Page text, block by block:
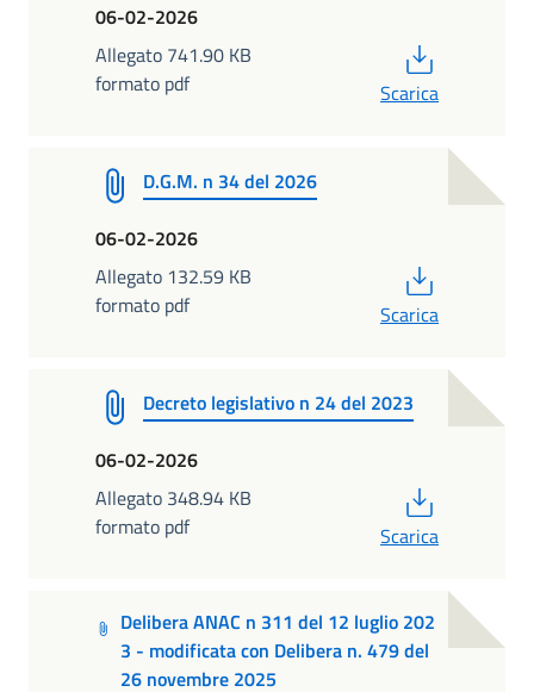
06-02-2026
Allegato 741.90 KB
formato pdf
Scarica
D.G.M. n 34 del 2026
06-02-2026
Allegato 132.59 KB
formato pdf
Scarica
Decreto legislativo n 24 del 2023
06-02-2026
Allegato 348.94 KB
formato pdf
Scarica
Delibera ANAC n 311 del 12 luglio 202
3 - modificata con Delibera n. 479 del
26 novembre 2025